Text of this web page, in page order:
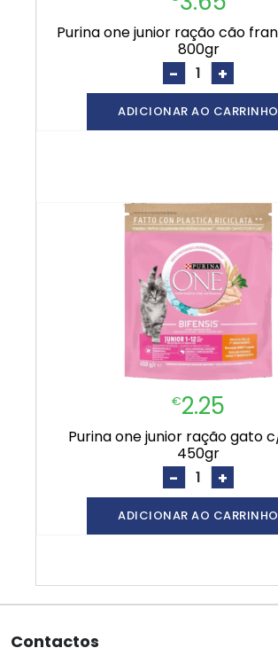
purina one junior ração cão frango/arroz
800gr
- +
ADICIONAR AO CARRINHO
€2.25
purina one junior ração gato c/frango
450gr
- +
ADICIONAR AO CARRINHO
Contactos